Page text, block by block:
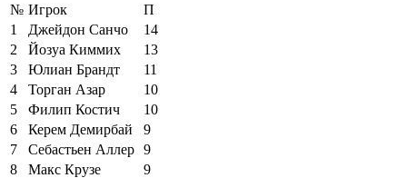
№ Игрок
П
1
Джейдон Санчо
14
2
Йозуа Киммих
13
3
Юлиан Брандт
11
4
Торган Азар
10
5
Филип Костич
10
6
Керем Демирбай
9
7
Себастьен Аллер 9
8
Макс Крузе
9